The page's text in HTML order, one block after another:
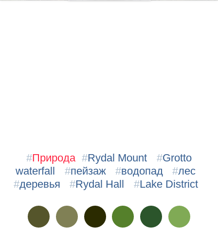
#Природа #Rydal Mount #Grotto
waterfall
#пейзаж #водопад #лес
#деревья #Rydal Hall #Lake District